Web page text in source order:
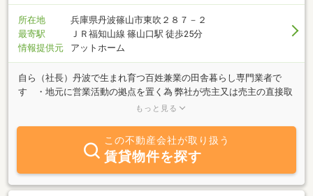
所在地
兵庫県丹波篠山市東吹２８７－２
最寄駅
ＪＲ福知山線 篠山口駅 徒歩25分
情報提供元
アットホーム
自ら（社長）丹波で生まれ育つ百姓兼業の田舎暮らし専門業者で
す ・地元に営業活動の拠点を置く為 弊社が売主又は売主の直接取
扱物件が主体です ・古民家・農家の再生蘇生を得意とし 専属職人
０％の対応をモットーとします 万全の物件調査 ・徹底
した法令上の制限調査等及びその説明
や ・境界の確定・明示 充実のアフタ
ー ・心理的瑕疵等の有無調査と告知 ケア
ー ・ご近所や集落のお付き合い調査・挨拶廻
もっと見る
この不動産会社が取り扱う
賃貸物件を探す